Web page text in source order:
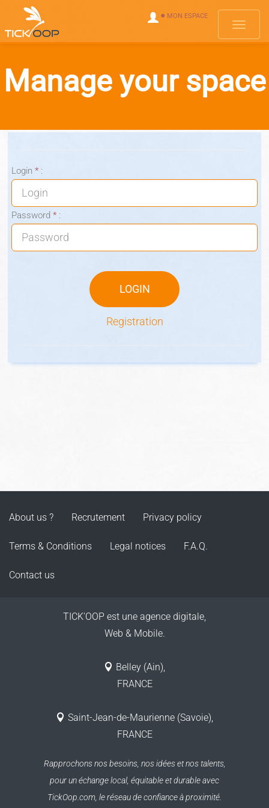
Toggle
● MON ESPACE
Manage your space
Login * :
Password * :
LOGIN
Registration
About us ? Recrutement Privacy policy
Terms & Conditions Legal notices F.A.Q.
Contact us
TICK'OOP est une agence digitale,
Web & Mobile.
Belley (Ain),
FRANCE
Saint-Jean-de-Maurienne (Savoie),
FRANCE
Rapprochons nos besoins, nos idées et nos talents,
pour un échange local, équitable et durableavec
TickOop.com, le réseau de confiance à proximité.